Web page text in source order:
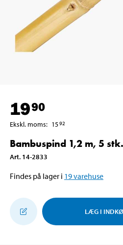
1990
Ekskl. moms: 1592
Bambuspind 1,2 m, 5 stk.
Art. 14-2833
Findes på lager i 19varehuse
LÆG I